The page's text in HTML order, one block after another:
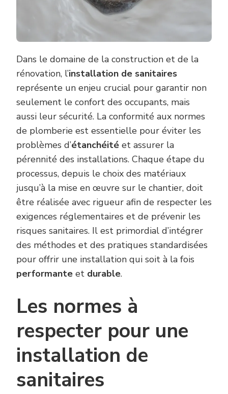
Dans le domaine de la construction et de la
rénovation, l’installation de sanitaires
représente un enjeu crucial pour garantir non
seulement le confort des occupants, mais
aussi leur sécurité. La conformité aux normes
de plomberie est essentielle pour éviter les
problèmes d’étanchéité et assurer la
pérennité des installations. Chaque étape du
processus, depuis le choix des matériaux
jusqu’à la mise en œuvre sur le chantier, doit
être réalisée avec rigueur afin de respecter les
exigences réglementaires et de prévenir les
risques sanitaires. Il est primordial d’intégrer
des méthodes et des pratiques standardisées
pour offrir une installation qui soit à la fois
performante et durable.
Les normes à
respecter pour une
installation de
sanitaires